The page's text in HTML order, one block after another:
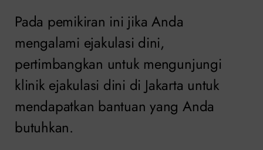
Pada pemikiran ini jika Anda
mengalami ejakulasi dini,
pertimbangkan untuk mengunjungi
klinik ejakulasi dini di Jakarta untuk
mendapatkan bantuan yang Anda
butuhkan.